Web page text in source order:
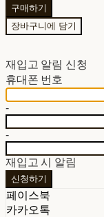
구매하기
장바구니에 담기
재입고 알림 신청
휴대폰 번호
-
-
재입고 시 알림
신청하기
페이스북
카카오톡